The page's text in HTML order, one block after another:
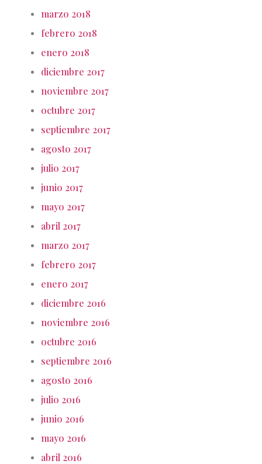
marzo 2018
febrero 2018
enero 2018
diciembre 2017
noviembre 2017
octubre 2017
septiembre 2017
agosto 2017
julio 2017
junio 2017
mayo 2017
abril 2017
marzo 2017
febrero 2017
enero 2017
diciembre 2016
noviembre 2016
octubre 2016
septiembre 2016
agosto 2016
julio 2016
junio 2016
mayo 2016
abril 2016